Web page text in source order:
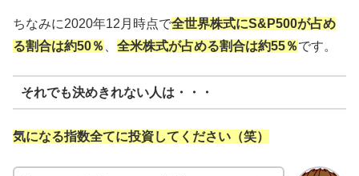
ちなみに2020年12月時点で全世界株式にS&P500が占め
る割合は約50％
全米株式が占める割合は約55％です。
それでも決めきれない人は・・・
気になる指数全てに投資してください（笑）